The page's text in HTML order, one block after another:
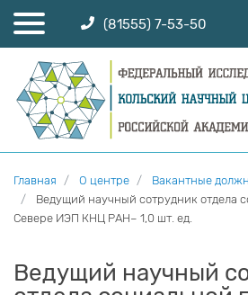
(81555) 7-53-50
Главная О центре
Вакантные
Ведущий научный сотрудник отдела
Севере ИЭП КНЦ РАН– 1,0 шт. ед.
Ведущий научный